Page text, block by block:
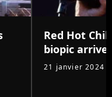
Red Hot
biopic arrive
21 janvier 2024